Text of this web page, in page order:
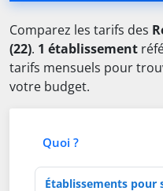
Comparez les tarifs des
(22). 1 établissement
tarifs mensuels pour
votre budget.
Quoi ?
Type d'établissement